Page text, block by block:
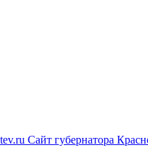
Сайт губернатора